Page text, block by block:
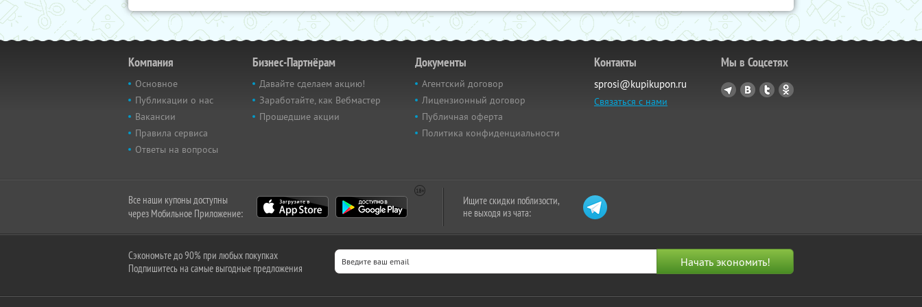
Компания
Основное
Публикации о нас
Вакансии
Правила сервиса
Ответы на вопросы
Бизнес-Партнёрам
Давайте сделаем акцию!
Заработайте, как Вебмастер
Прошедшие акции
Документы
Агентский договор
Лицензионный договор
Публичная оферта
Политика конфиденциальности
Контакты
sprosi@kupikupon.ru
Связаться с нами
Мы в Соцсетях
Все наши купоны доступны
через Мобильное Приложение:
Ищите скидки поблизости,
не выходя из чата:
Сэкономьте до 90% при любых покупках
Подпишитесь на самые выгодные предложения